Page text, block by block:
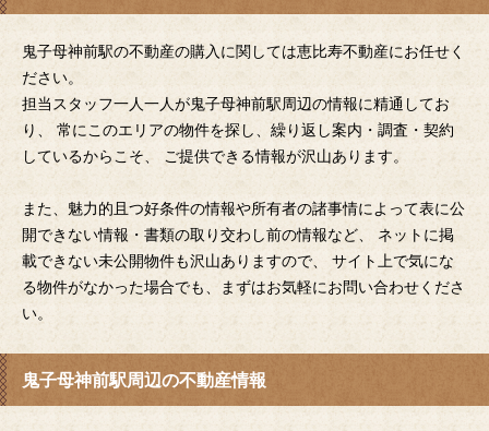
鬼子母神前駅の不動産の購入に関しては恵比寿不動産にお任せく
ださい。
担当スタッフ一人一人が鬼子母神前駅周辺の情報に精通してお
り、 常にこのエリアの物件を探し、繰り返し案内・調査・契約
しているからこそ、 ご提供できる情報が沢山あります。
また、魅力的且つ好条件の情報や所有者の諸事情によって表に公
開できない情報・書類の取り交わし前の情報など、 ネットに掲
載できない未公開物件も沢山ありますので、 サイト上で気にな
る物件がなかった場合でも、まずはお気軽にお問い合わせくださ
い。
鬼子母神前駅周辺の不動産情報